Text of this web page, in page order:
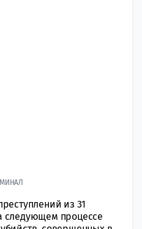
из 31
следующем процессе